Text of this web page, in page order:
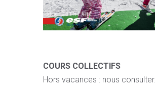
COURS COLLECTIFS
Hors vacances : nous consulter.